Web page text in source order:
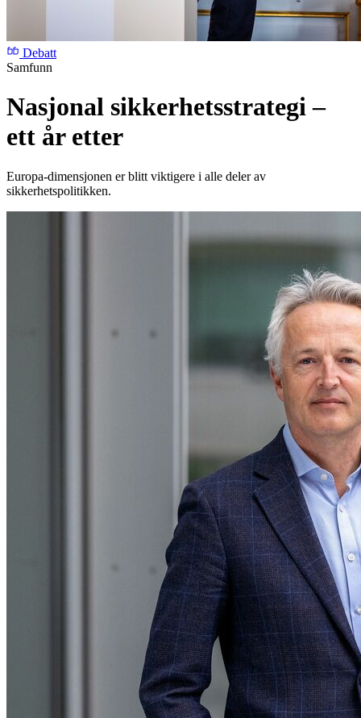
Debatt
Samfunn
Nasjonal sikkerhetsstrategi –
ett år etter
Europa-dimensjonen er blitt viktigere i alle deler av
sikkerhetspolitikken.